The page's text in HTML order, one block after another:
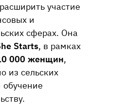
участие
и
сферах. Она
Starts, в рамках
000 женщин,
из сельских